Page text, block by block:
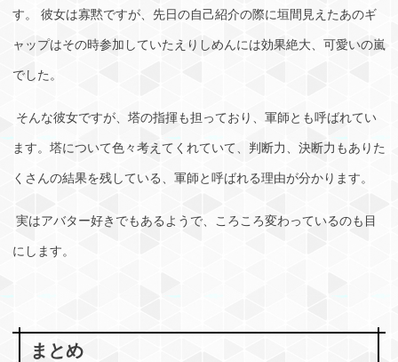
す。 彼女は寡黙ですが、先日の自己紹介の際に垣間見えたあのギ
ャップはその時参加していたえりしめんには効果絶大、可愛いの嵐
でした。
そんな彼女ですが、塔の指揮も担っており、軍師とも呼ばれてい
ます。塔について色々考えてくれていて、判断力、決断力もありた
くさんの結果を残している、軍師と呼ばれる理由が分かります。
実はアバター好きでもあるようで、ころころ変わっているのも目
にします。
まとめ